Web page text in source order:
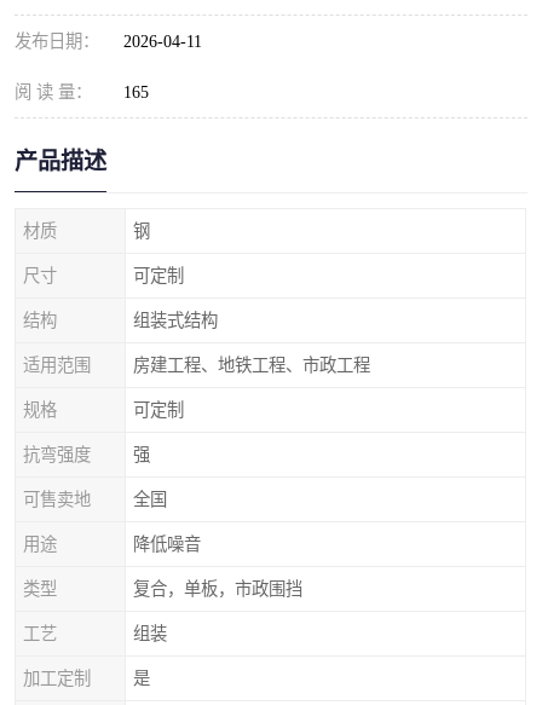
发布日期： 2026-04-11
阅 读 量： 165
产品描述
材质 钢
尺寸 可定制
结构 组装式结构
适用范围 房建工程、地铁工程、市政工程
规格 可定制
抗弯强度 强
可售卖地 全国
用途 降低噪音
类型 复合，单板，市政围挡
工艺 组装
加工定制 是